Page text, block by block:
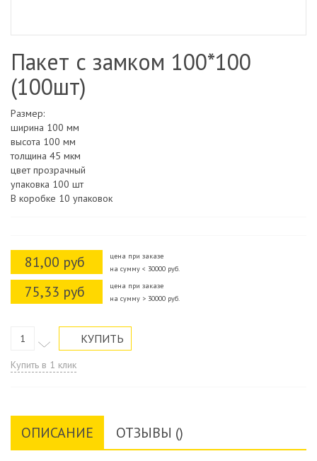
Пакет с замком 100*100
(100шт)
Размер:
ширина 100 мм
высота 100 мм
толщина 45 мкм
цвет прозрачный
упаковка 100 шт
В коробке 10 упаковок
81,00 руб
цена при заказе
на сумму < 30000 руб.
75,33 руб
цена при заказе
на сумму > 30000 руб.
Купить в 1 клик
ОПИСАНИЕ ОТЗЫВЫ ()